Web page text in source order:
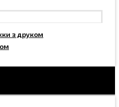
з друком